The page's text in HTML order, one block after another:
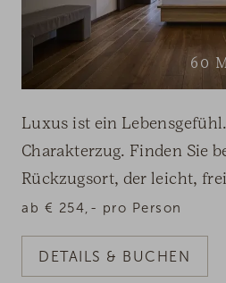
60
Luxus ist ein
Charakterzug. Finden Sie
Rückzugsort, der leicht,
Sinne berührt.
ab € 254,- pro Person
DETAILS & BUCHEN